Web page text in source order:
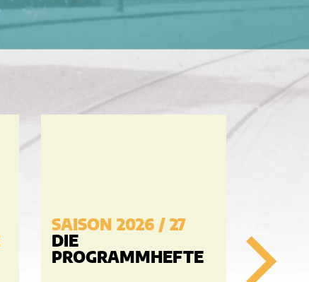
SAISON 2026 / 27
DIE
PROGRAMMHEFTE